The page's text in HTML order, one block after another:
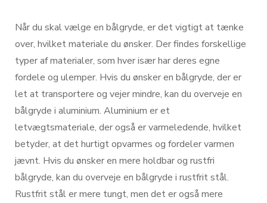
Når du skal vælge en bålgryde, er det vigtigt at tænke
over, hvilket materiale du ønsker. Der findes forskellige
typer af materialer, som hver især har deres egne
fordele og ulemper. Hvis du ønsker en bålgryde, der er
let at transportere og vejer mindre, kan du overveje en
bålgryde i aluminium. Aluminium er et
letvægtsmateriale, der også er varmeledende, hvilket
betyder, at det hurtigt opvarmes og fordeler varmen
jævnt. Hvis du ønsker en mere holdbar og rustfri
bålgryde, kan du overveje en bålgryde i rustfrit stål.
Rustfrit stål er mere tungt, men det er også mere